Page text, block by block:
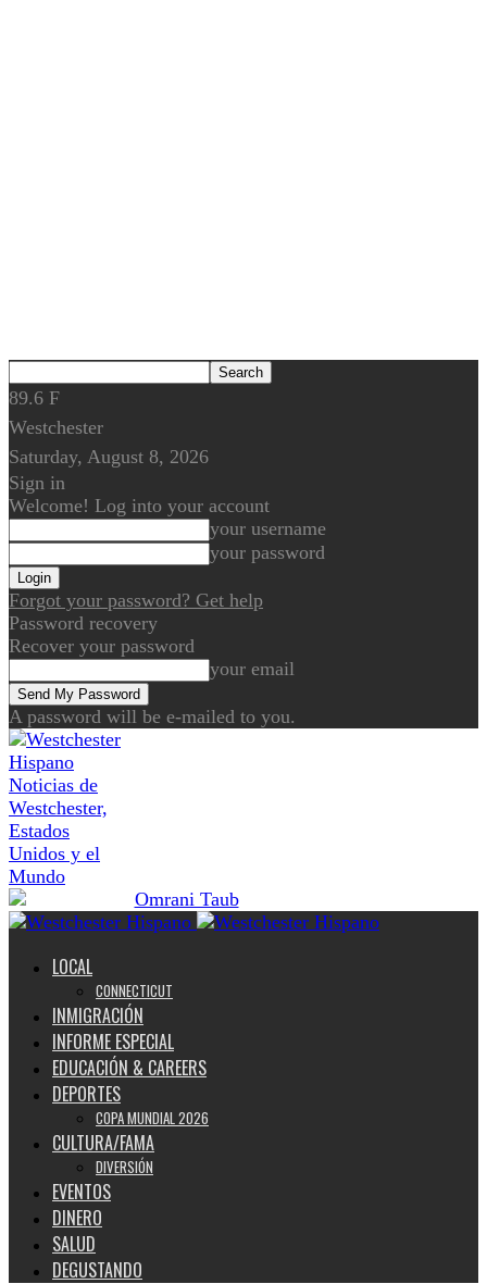
89.6 F
Westchester
Saturday, August 8, 2026
Sign in
Welcome! Log into your account
your username
your password
Forgot your password? Get help
Password recovery
Recover your password
your email
A password will be e-mailed to you.
Noticias de
Westchester,
Estados
Unidos y el
Mundo
LOCAL
CONNECTICUT
INMIGRACIÓN
INFORME ESPECIAL
EDUCACIÓN & CAREERS
DEPORTES
COPA MUNDIAL 2026
CULTURA/FAMA
DIVERSIÓN
EVENTOS
DINERO
SALUD
DEGUSTANDO